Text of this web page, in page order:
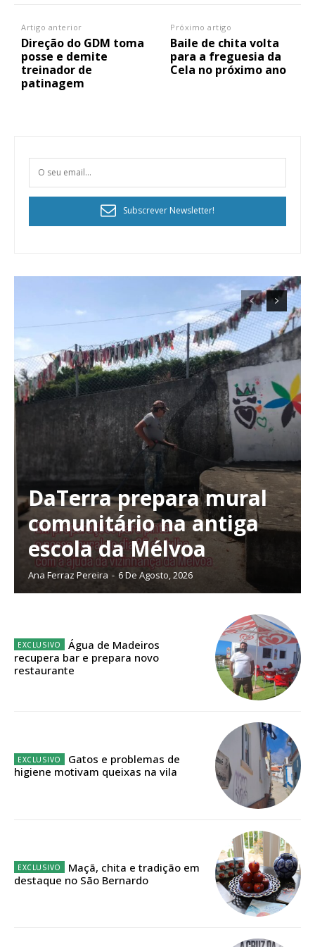
Planos de Assinatura
Faça-se assinante do Região de Cister e ajude-nos a manter este serviço
Sendo assinante terá acesso a todos os conteúdos exclusivos e versões
12 meses
Artigo anterior
Direção do GDM toma
posse e demite
treinador de
patinagem
Próximo artigo
Baile de chita volta
para a freguesia da
Cela no próximo ano
Subscrever Newsletter!
DaTerra prepara mural
comunitário na antiga
escola da Mélvoa
Ana Ferraz Pereira - 6 De Agosto, 2026
Água de Madeiros
recupera bar e prepara novo
restaurante
Gatos e problemas de
higiene motivam queixas na vila
Maçã, chita e tradição em
destaque no São Bernardo